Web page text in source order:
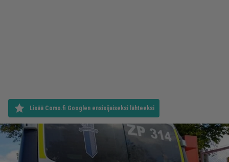
Lisää Como.fi Googlen ensisijaiseksi lähteeksi